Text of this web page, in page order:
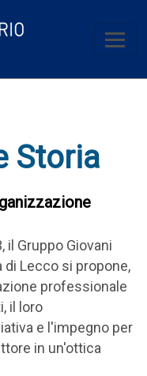
Storia
il Gruppo Giovani
di Lecco si propone,
professionale
il loro
e l'impegno per
in un'ottica